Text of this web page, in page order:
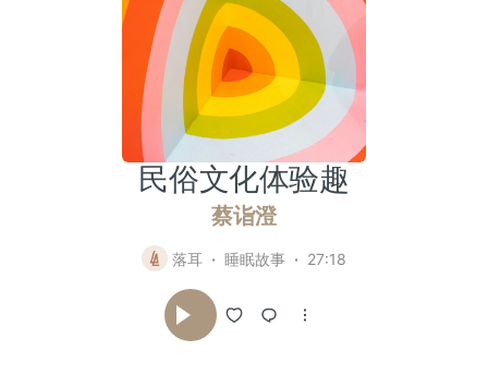
民俗文化体验趣
蔡诣澄
落耳 睡眠故事 27:18